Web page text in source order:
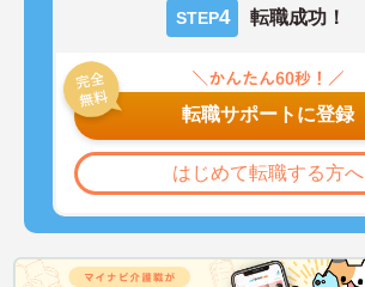
STEP4 転職成功！
転職サポートに登録
はじめて転職する方へ